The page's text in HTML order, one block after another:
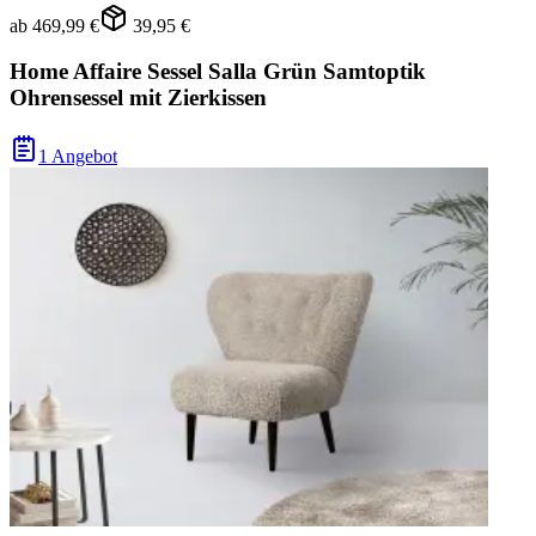
ab 469,99 € 39,95 €
Home Affaire Sessel Salla Grün Samtoptik
Ohrensessel mit Zierkissen
1 Angebot